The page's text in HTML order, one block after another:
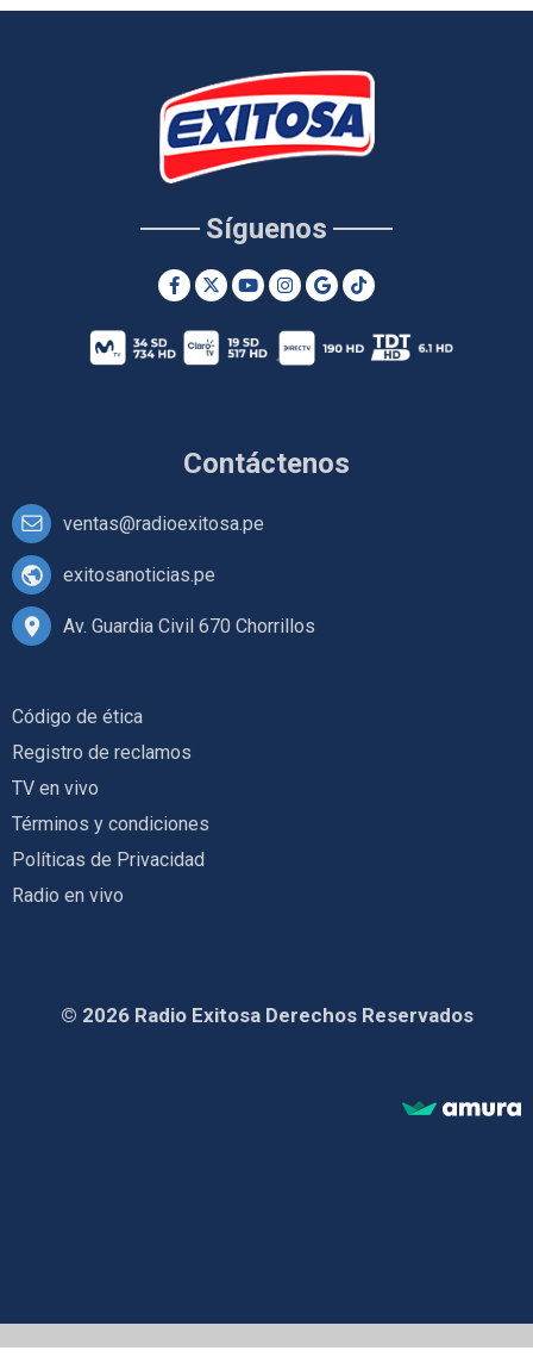
Contáctenos
ventas@radioexitosa.pe
exitosanoticias.pe
Av. Guardia Civil 670 Chorrillos
Síguenos
Código de ética
Registro de reclamos
TV en vivo
Términos y condiciones
Políticas de Privacidad
Radio en vivo
© 2026 Radio Exitosa Derechos Reservados